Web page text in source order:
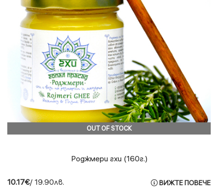
OUT OF STOCK
Роджмери гхи (160г.)
10.17€/ 19.90лв. ВИЖТЕ ПОВЕЧЕ